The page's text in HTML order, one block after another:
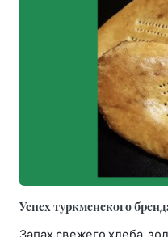
Успех туркменского